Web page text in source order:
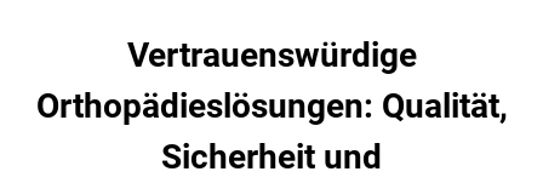
Vertrauenswürdige
Orthopädieslösungen: Qualität,
Sicherheit und